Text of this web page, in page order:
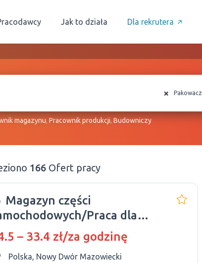
Jak to działa Dla rekrutera
× Pakowacz
magazynu,Pracownik produkcji,Budowniczy
166 Ofert pracy
Magazyn części
Praca dla
i kobiet
– 33.4 zł/za godzinę
Polska, Nowy Dwór Mazowiecki